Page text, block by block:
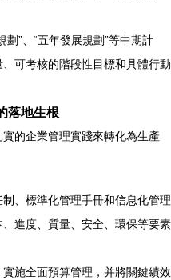
劃”、“五年發展規劃”等中期計
可考核的階段性目標和具體行動
落地生根
的企業管理實踐來轉化為生產
制、標準化管理手冊和信息化管理
進度、質量、安全、環保等要素
實施全面預算管理，并將關鍵績效